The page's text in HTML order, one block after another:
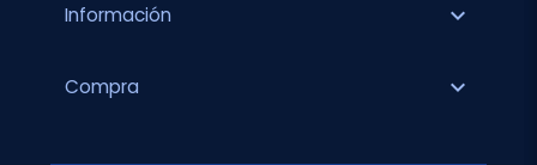
Información expand_more
Compra expand_more